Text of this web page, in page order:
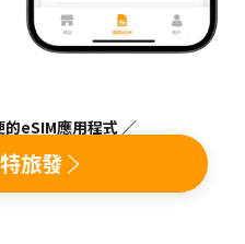
eSIM應用程式 ／
旅發